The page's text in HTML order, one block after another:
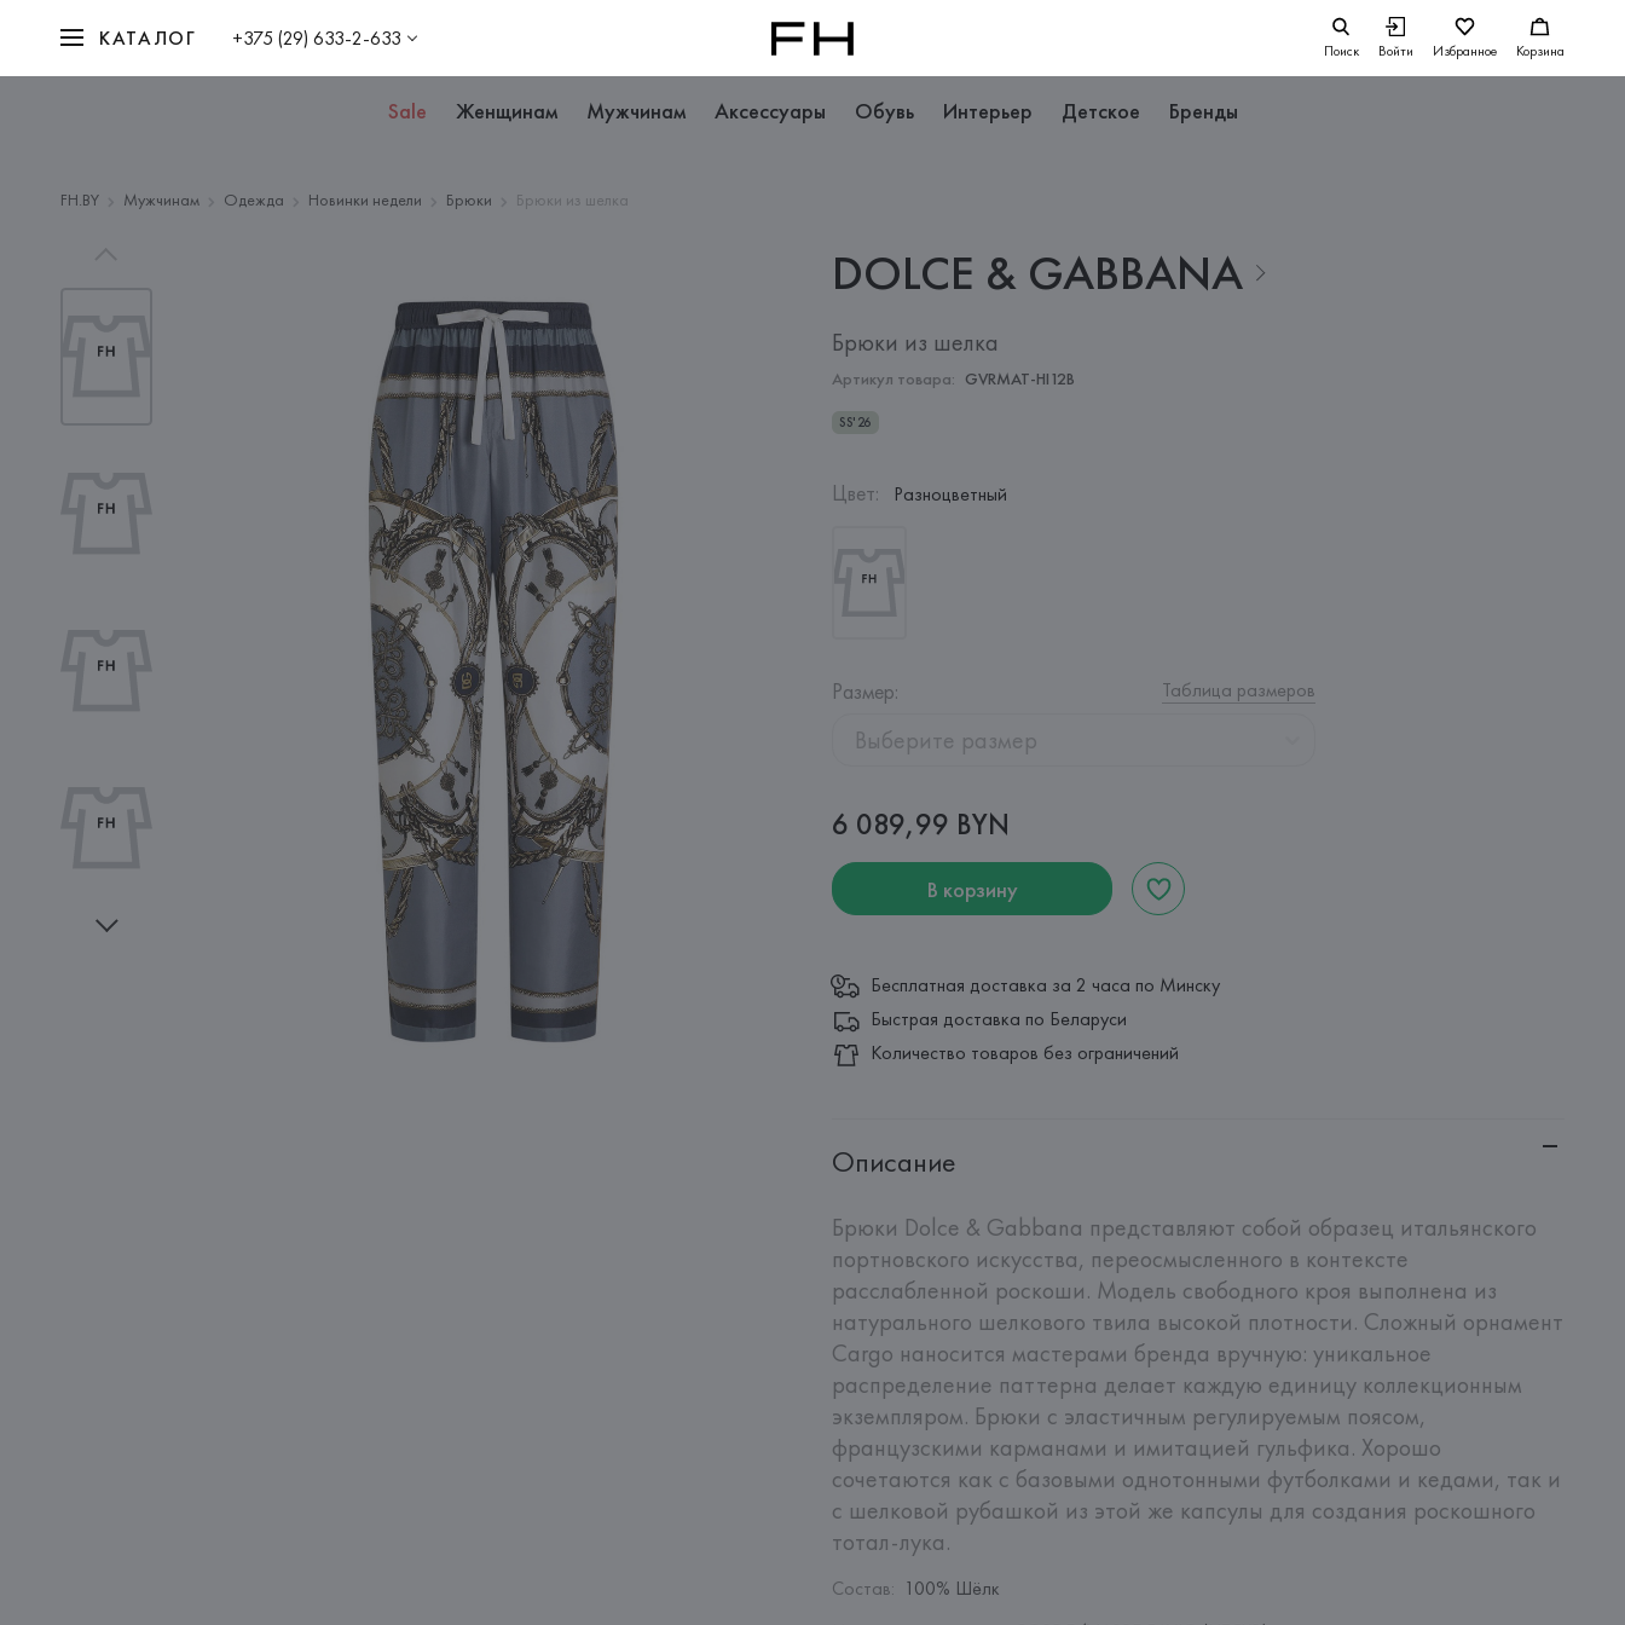
КАТАЛОГ +375 (29) 633-2-633 Поиск Войти Избранное Корзина
Sale Женщинам Мужчинам Аксессуары Обувь Интерьер Детское Бренды
FH.BY Мужчинам Одежда Новинки недели Брюки Брюки из шелка
DOLCE & GABBANA
Брюки из шелка
Артикул товара: GVRMAT-HI12B
SS'26
Цвет: Разноцветный
Размер: Таблица размеров
Выберите размер
6 089,99 BYN
В корзину
Бесплатная доставка за 2 часа по Минску
Быстрая доставка по Беларуси
Количество товаров без ограничений
Описание
Брюки Dolce & Gabbana представляют собой образец итальянского
портновского искусства, переосмысленного в контексте
расслабленной роскоши. Модель свободного кроя выполнена из
натурального шелкового твила высокой плотности. Сложный орнамент
Cargo наносится мастерами бренда вручную: уникальное
распределение паттерна делает каждую единицу коллекционным
экземпляром. Брюки с эластичным регулируемым поясом,
французскими карманами и имитацией гульфика. Хорошо
сочетаются как с базовыми однотонными футболками и кедами, так и
с шелковой рубашкой из этой же капсулы для создания роскошного
тотал-лука.
Состав: 100% Шёлк